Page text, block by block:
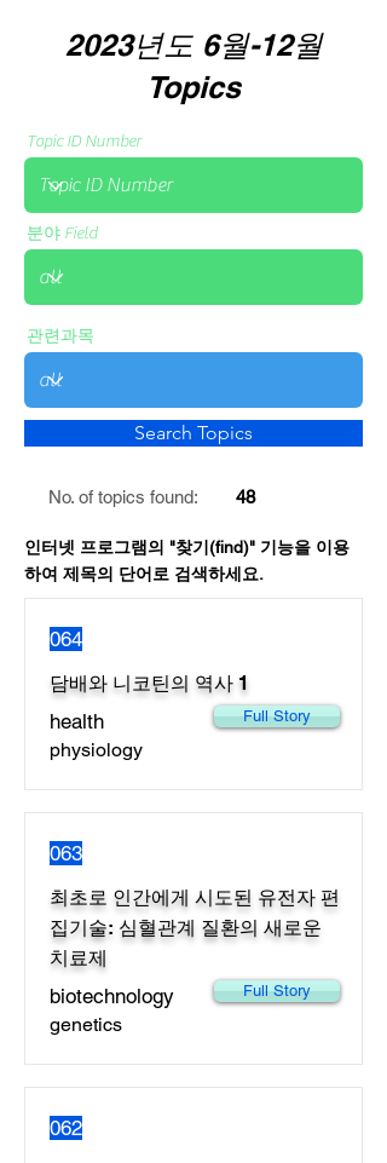
2023년도 6월-12월
Topics
Topic ID Number
분야 Field
관련과목
Search Topics
No. of topics found: 48
인터넷 프로그램의 "찾기(find)" 기능을 이용
하여 제목의 단어로 검색하세요.
064
담배와 니코틴의 역사 1
health Full Story
physiology
063
최초로 인간에게 시도된 유전자 편
집기술: 심혈관계 질환의 새로운
치료제
biotechnology Full Story
genetics
062